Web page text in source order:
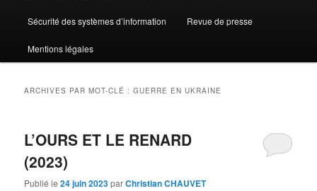
Sécurité des systèmes d’information Revue de presse
Mentions légales
ARCHIVES PAR MOT-CLÉ :GUERRE EN UKRAINE
L’OURS ET LE RENARD
(2023)
Publié le24 juin 2023parChristian CHAUVET